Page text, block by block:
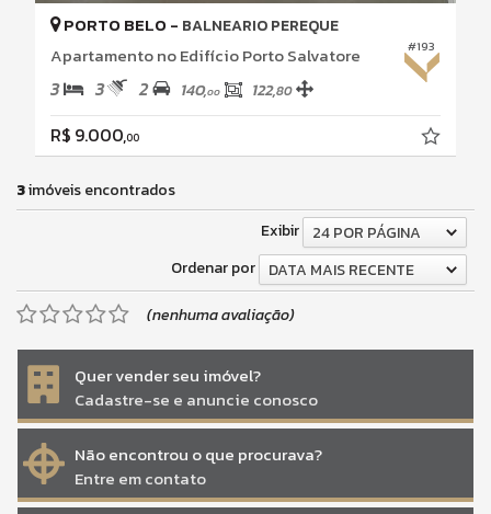
#193
PORTO BELO - BALNEARIO PEREQUE
Apartamento no Edifício Porto Salvatore
3 3 2 140,00 122,80
R$ 9.000,00
3imóveis encontrados
Exibir
24 POR PÁGINA
Ordenar por
DATA MAIS RECENTE
(nenhuma avaliação)
Quer vender seu imóvel?
Cadastre-se e anuncie conosco
Não encontrou o que procurava?
Entre em contato